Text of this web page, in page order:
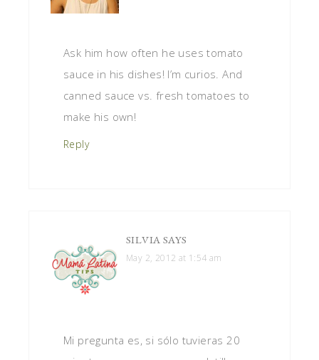
Ask him how often he uses tomato
sauce in his dishes! I’m curios. And
canned sauce vs. fresh tomatoes to
make his own!
Reply
SILVIA SAYS
May 2, 2012 at 1:54 am
Mi pregunta es, si sólo tuvieras 20